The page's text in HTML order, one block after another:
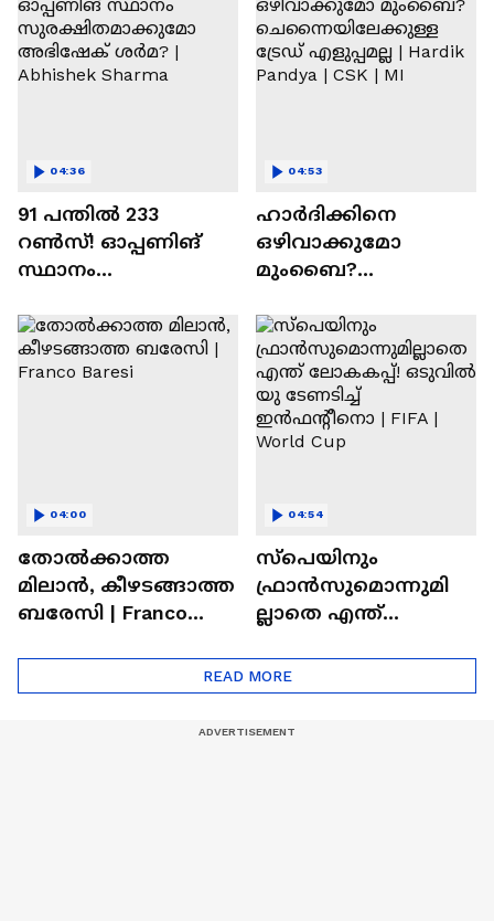
91 പന്തില്‍ 233
റണ്‍സ്! ഓപ്പണിങ്
സ്ഥാനം
അഭിഷേക് ശർമ? |
Abhishek Sharma
04:36
ഹാർദിക്കിനെ
ഒഴിവാക്കുമോ
മുംബൈ?
ട്രേഡ് എളുപ്പമല്ല |
Hardik Pandya | CSK |
MI
04:53
തോല്‍ക്കാത്ത
മിലാന്‍, കീഴടങ്ങാത്ത
ബരേസി | Franco
04:00
സ്പെയിനും
ഫ്രാൻസുമൊന്നുമി
ല്ലാതെ എന്ത്
യു ടേണടിച്ച്
ഇൻഫന്റീനൊ | FIFA |
04:54
READ MORE